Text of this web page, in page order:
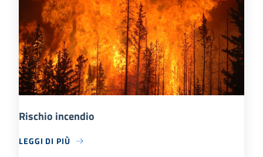
Rischio incendio
LEGGI DI PIÙ